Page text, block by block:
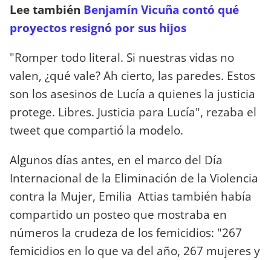
Lee también Benjamín Vicuña contó qué
proyectos resignó por sus hijos
"Romper todo literal. Si nuestras vidas no
valen, ¿qué vale? Ah cierto, las paredes. Estos
son los asesinos de Lucía a quienes la justicia
protege. Libres. Justicia para Lucía", rezaba el
tweet que compartió la modelo.
Algunos días antes, en el marco del Día
Internacional de la Eliminación de la Violencia
contra la Mujer, Emilia Attias también había
compartido un posteo que mostraba en
números la crudeza de los femicidios: "267
femicidios en lo que va del año, 267 mujeres y